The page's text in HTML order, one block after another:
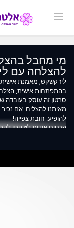
מי מחבל
להצלחה עם
ליז קשקש, מאמנת
בהתפתחות אישית,
סרטון זה עוסק בעובדה
מאיתנו להצליח. אם
להופיע. חובת צפייה!
פרטים אודות ליז ניתן